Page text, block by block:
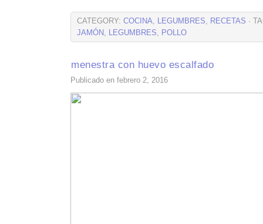
CATEGORY: COCINA, LEGUMBRES, RECETAS ·
JAMÓN, LEGUMBRES, POLLO
menestra con huevo escalfado
Publicado en febrero 2, 2016